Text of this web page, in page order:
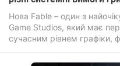
Нова Fable – один з
Game Studios, який має
сучасним рівнем графіки,